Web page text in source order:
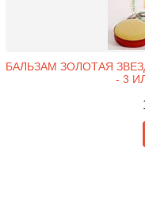
БАЛЬЗАМ ЗОЛОТАЯ
- 3